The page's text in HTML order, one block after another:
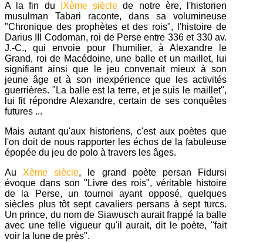
A la fin du
IXème sièclede notre ère, l'historien
musulman Tabari raconte, dans sa volumineuse
"Chronique des prophètes et des rois", l'histoire de
Darius III Codoman, roi de Perse entre 336 et 330 av.
J.-C., qui envoie pour l'humilier, à Alexandre le
Grand, roi de Macédoine, une balle et un maillet, lui
signifiant ainsi que le jeu convenait mieux à son
jeune âge et à son inexpérience que les activités
guerrières. "La balle est la terre, et je suis le maillet",
lui fit répondre Alexandre, certain de ses conquêtes
futures ...
Mais autant qu'aux historiens, c'est aux poètes que
l'on doit de nous rapporter les échos de la fabuleuse
épopée du jeu de polo à travers les âges.
Au
Xème siècle, le grand poète persan Fidursi
évoque dans son "Livre des rois", véritable histoire
de la Perse, un tournoi ayant opposé, quelques
siècles plus tôt sept cavaliers persans à sept turcs.
Un prince, du nom de Siawusch aurait frappé la balle
avec une telle vigueur qu'il aurait, dit le poète, "fait
voir la lune de près".